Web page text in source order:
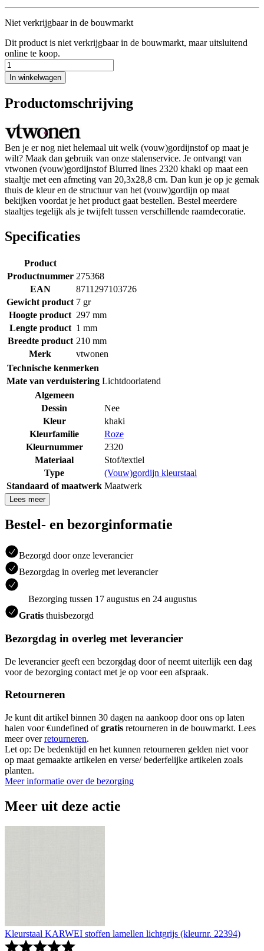
Niet verkrijgbaar in de bouwmarkt
Dit product is niet verkrijgbaar in de bouwmarkt, maar uitsluitend
online te koop.
In winkelwagen
Productomschrijving
Ben je er nog niet helemaal uit welk (vouw)gordijnstof op maat je
wilt? Maak dan gebruik van onze stalenservice. Je ontvangt van
vtwonen (vouw)gordijnstof Blurred lines 2320 khaki op maat een
staaltje met een afmeting van 20,3x28,8 cm. Dan kun je op je gemak
thuis de kleur en de structuur van het (vouw)gordijn op maat
bekijken voordat je het product gaat bestellen. Bestel meerdere
staaltjes tegelijk als je twijfelt tussen verschillende raamdecoratie.
Specificaties
Product
Productnummer 275368
EAN
8711297103726
Gewicht product 7 gr
Hoogte product 297 mm
Lengte product 1 mm
Breedte product 210 mm
Merk
vtwonen
Technische kenmerken
Mate van verduistering Lichtdoorlatend
Algemeen
Dessin
Nee
Kleur
khaki
Kleurfamilie
Roze
Kleurnummer
2320
Materiaal
Stof/textiel
Type
(Vouw)gordijn kleurstaal
Standaard of maatwerk Maatwerk
Lees meer
Bestel- en bezorginformatie
Bezorgd door onze leverancier
Bezorgdag in overleg met leverancier
Bezorging tussen 17 augustus en 24 augustus
Gratis thuisbezorgd
Bezorgdag in overleg met leverancier
De leverancier geeft een bezorgdag door of neemt uiterlijk een dag
voor de bezorging contact met je op voor een afspraak.
Retourneren
Je kunt dit artikel binnen 30 dagen na aankoop door ons op laten
halen voor €undefined ofgratis retourneren in de bouwmarkt. Lees
meer overretourneren.
Let op: De bedenktijd en het kunnen retourneren gelden niet voor
op maat gemaakte artikelen en verse/ bederfelijke artikelen zoals
planten.
Meer informatie over de bezorging
Meer uit deze actie
Kleurstaal KARWEI stoffen lamellen lichtgrijs (kleurnr. 22394)